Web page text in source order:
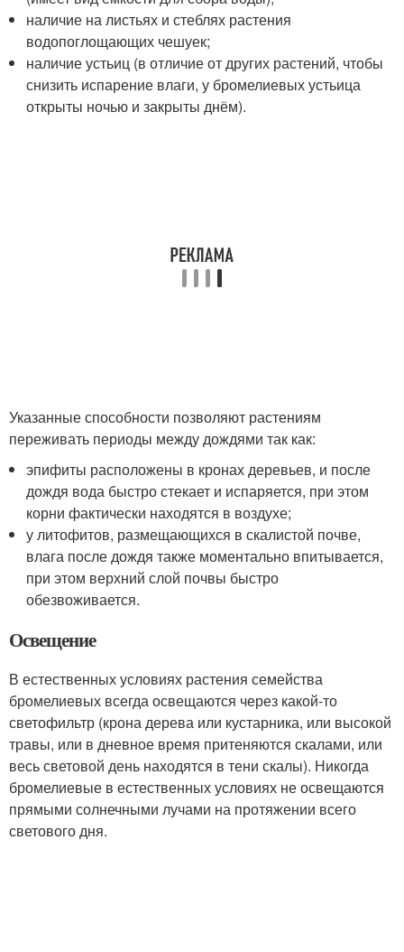
наличие на листьях и стеблях растения
водопоглощающих чешуек;
наличие устьиц (в отличие от других растений, чтобы
снизить испарение влаги, у бромелиевых устьица
открыты ночью и закрыты днём).
Указанные способности позволяют растениям
переживать периоды между дождями так как:
эпифиты расположены в кронах деревьев, и после
дождя вода быстро стекает и испаряется, при этом
корни фактически находятся в воздухе;
у литофитов, размещающихся в скалистой почве,
влага после дождя также моментально впитывается,
при этом верхний слой почвы быстро
обезвоживается.
Освещение
В естественных условиях растения семейства
бромелиевых всегда освещаются через какой-то
светофильтр (крона дерева или кустарника, или высокой
травы, или в дневное время притеняются скалами, или
весь световой день находятся в тени скалы). Никогда
бромелиевые в естественных условиях не освещаются
прямыми солнечными лучами на протяжении всего
светового дня.